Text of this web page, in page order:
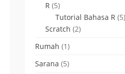
R (5)
Tutorial Bahasa R (5)
Scratch (2)
Rumah (1)
Sarana (5)